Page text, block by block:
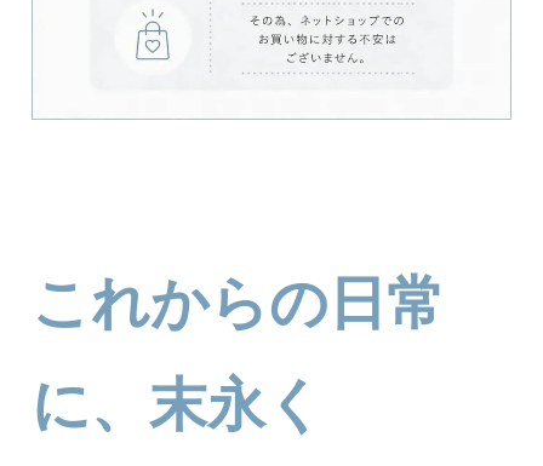
これからの日常
に、末永く